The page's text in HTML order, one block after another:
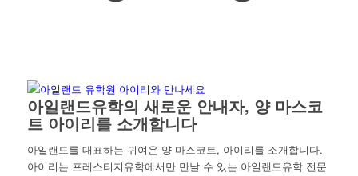
아일랜드유학의 새로운 안내자, 양 마스코
트 아이리를 소개합니다
아일랜드를 대표하는 귀여운 양 마스코트, 아이리를 소개합니다.
아이리는 프레스티지유학에서만 만날 수 있는 아일랜드유학 전문